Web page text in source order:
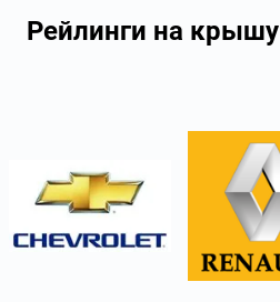
Рейлинги на крышу